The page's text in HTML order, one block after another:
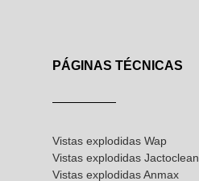
PÁGINAS TÉCNICAS
Vistas explodidas Wap
Vistas explodidas Jactoclean
Vistas explodidas Anmax